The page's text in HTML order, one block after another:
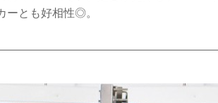
ーとも好相性◎。